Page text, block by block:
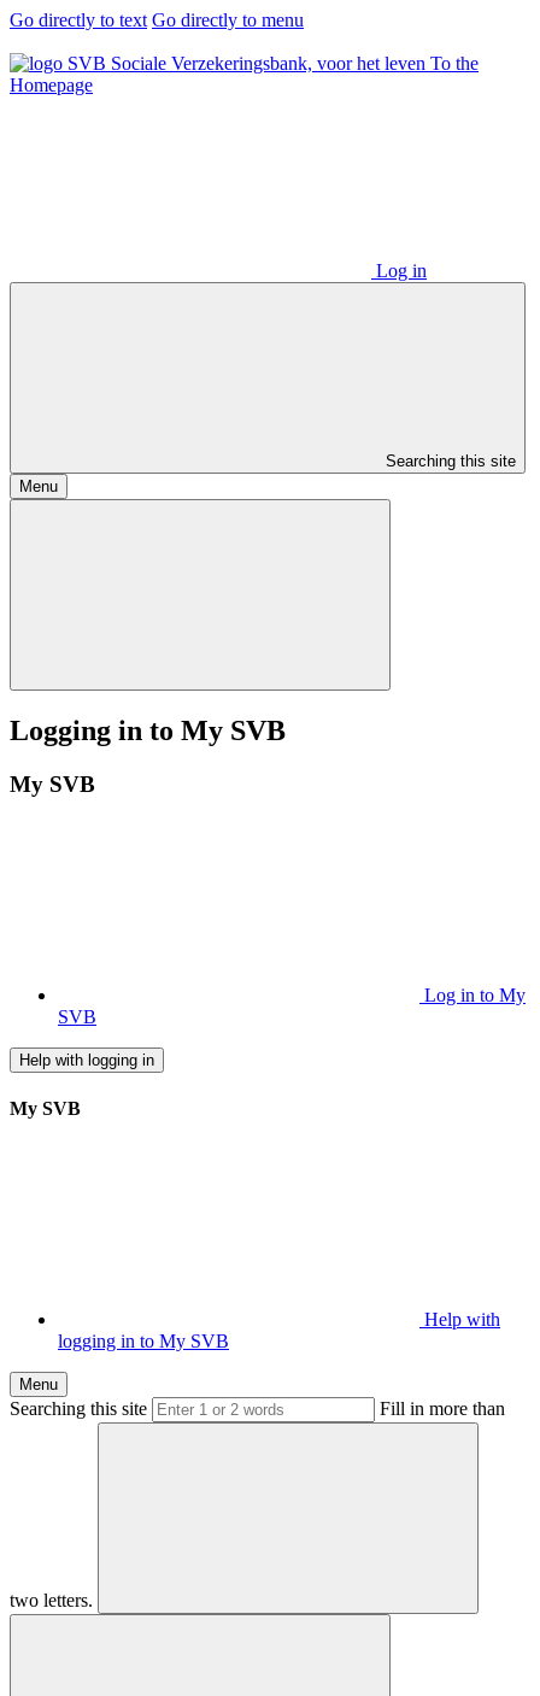
Go directly to text Go directly to menu
To the
Homepage
Log in
Searching this site
Menu
Logging in to My SVB
My SVB
Log in to My
SVB
Help with logging in
My SVB
Help with
logging in to My SVB
Menu
Searching this site Fill in more than
two letters.